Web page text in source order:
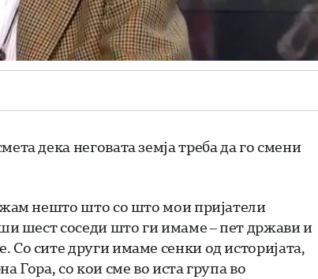
дека неговата земја треба да го смени
нешто што со што мои пријатели
шест соседи што ги имаме – пет држави и
сите други имаме сенки од историјата,
Гора, со кои сме во иста група во